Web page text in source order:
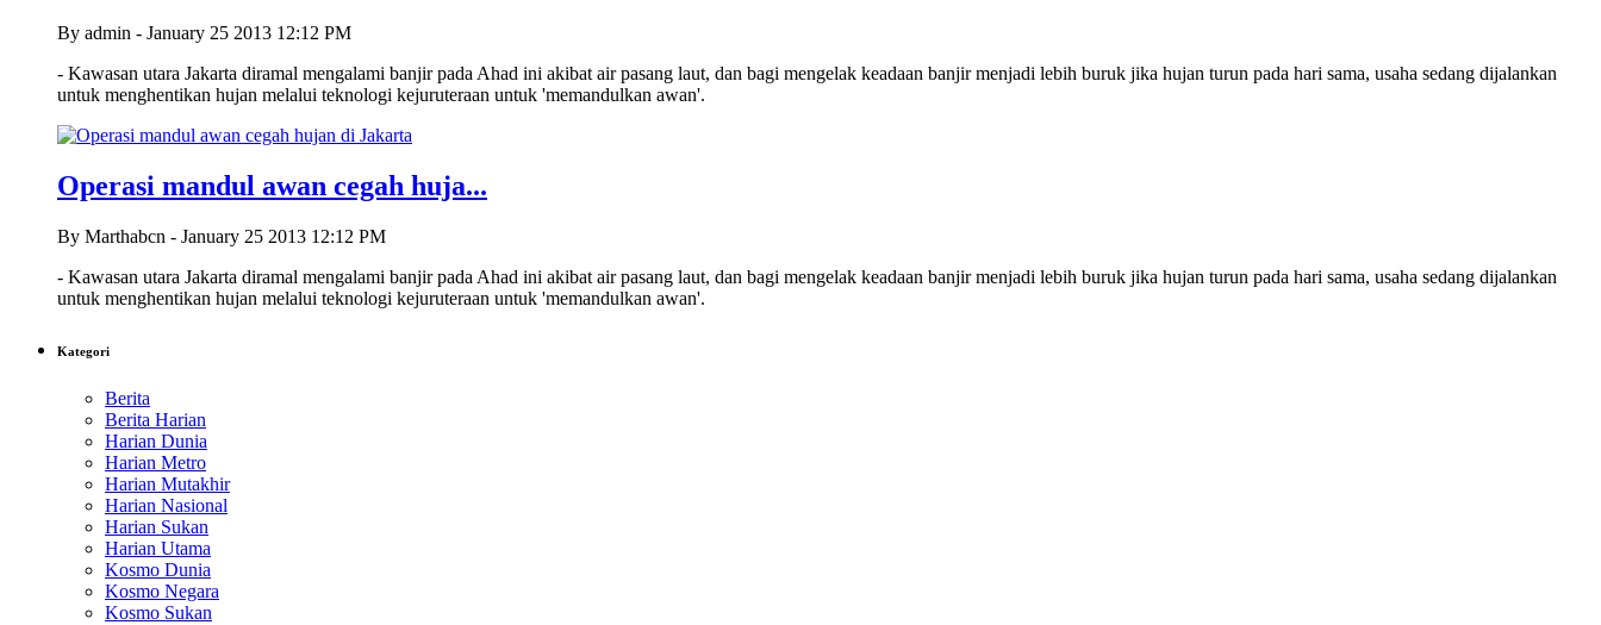
By admin - January 25 2013 12:12 PM
- Kawasan utara Jakarta diramal mengalami banjir pada Ahad ini akibat air pasang laut, dan bagi mengelak keadaan banjir menjadi lebih buruk jika hujan turun pada hari sama, usaha sedang dijalankan
untuk menghentikan hujan melalui teknologi kejuruteraan untuk 'memandulkan awan'.
Operasi mandul awan cegah huja...
By Marthabcn - January 25 2013 12:12 PM
- Kawasan utara Jakarta diramal mengalami banjir pada Ahad ini akibat air pasang laut, dan bagi mengelak keadaan banjir menjadi lebih buruk jika hujan turun pada hari sama, usaha sedang dijalankan
untuk menghentikan hujan melalui teknologi kejuruteraan untuk 'memandulkan awan'.
Kategori
Berita
Berita Harian
Harian Dunia
Harian Metro
Harian Mutakhir
Harian Nasional
Harian Sukan
Harian Utama
Kosmo Dunia
Kosmo Negara
Kosmo Sukan